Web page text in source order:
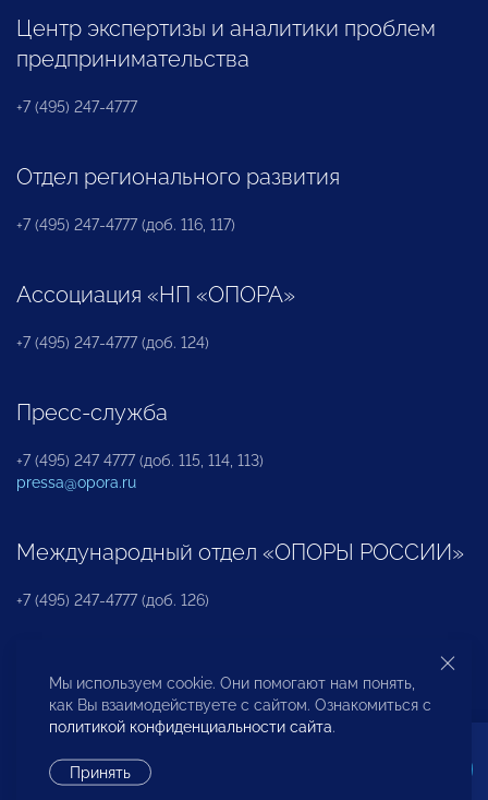
Центр экспертизы и аналитики проблем
предпринимательства
+7 (495) 247-4777
Отдел регионального развития
+7 (495) 247-4777 (доб. 116, 117)
Ассоциация «НП «ОПОРА»
+7 (495) 247-4777 (доб. 124)
Пресс-служба
+7 (495) 247 4777 (доб. 115, 114, 113)
pressa@opora.ru
Международный отдел «ОПОРЫ РОССИИ»
+7 (495) 247-4777 (доб. 126)
Бюро по защите прав предпринимателей и
инвесторов
Мы используем cookie. Они помогают нам понять,
как Вы взаимодействуете с сайтом. Ознакомиться с
политикой конфиденциальности сайта.
Принять